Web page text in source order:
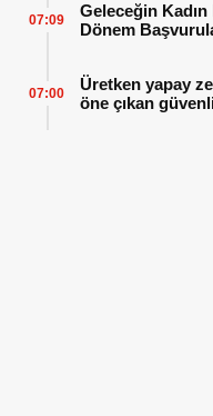
Geleceğin
Dönem
07:09
Üretken yapay
öne çıkan
07:00